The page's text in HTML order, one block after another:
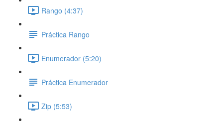
Rango (4:37)
Práctica Rango
Enumerador (5:20)
Práctica Enumerador
Zip (5:53)